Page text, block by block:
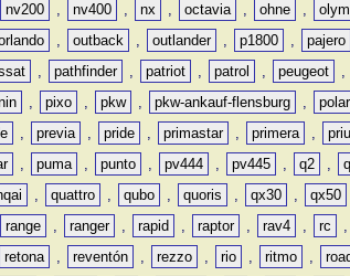
nv200 , nv400 , nx , octavia , ohne ,
, outback , outlander , p1800 , pajero
, pathfinder , patriot , patrol , peugeot ,
, pixo , pkw , pkw-ankauf-flensburg , polar
, previa , pride , primastar , primera ,
, puma , punto , pv444 , pv445 , q2 ,
, quattro , qubo , quoris , qx30 , qx50
range , ranger , rapid , raptor , rav4 , rc ,
retona , reventón , rezzo , rio , ritmo ,